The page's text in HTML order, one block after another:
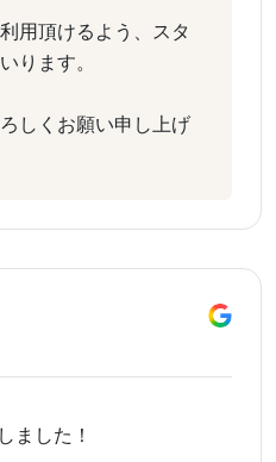
用頂けるよう、スタ
ります。
しくお願い申し上げ
ました！